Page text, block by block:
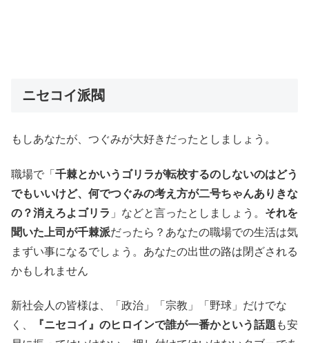
ニセコイ派閥
もしあなたが、つぐみが大好きだったとしましょう。
職場で「 千棘とかいうゴリラが転校するのしないのはどう
でもいいけど、何でつぐみの考え方が二号ちゃんありきな
の？消えろよゴリラ 」などと言ったとしましょう。 それを
聞いた上司が千棘派だったら？あなたの職場での生活は気
まずい事になるでしょう。あなたの出世の路は閉ざされる
かもしれません
新社会人の皆様は、「政治」「宗教」「野球」だけでな
く、
『ニセコイ』のヒロインで誰が一番かという話題 も安